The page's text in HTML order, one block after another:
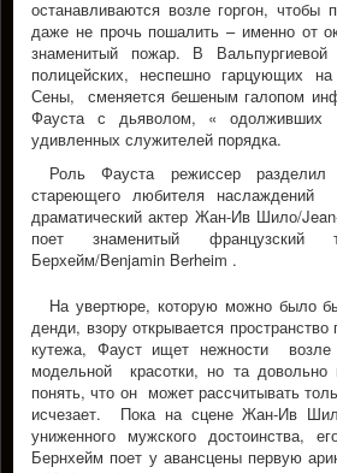
останавливаются возле горгон, чтобы
даже не прочь пошалить – именно от
знаменитый пожар. В
полицейских, неспешно гарцующих
Сены, сменяется бешеным галопом
Фауста с дьяволом, «
удивленных служителей порядка.
Роль Фауста режиссер
стареющего любителя наслаждений
драматический актер Жан-Ив Шило/
поет знаменитый
Берхейм/Benjamin Berheim .
На увертюре, которую можно было
денди, взору открывается пространство
кутежа, Фауст ищет нежности возле
модельной красотки, но та довольно
понять, что он может рассчитывать
исчезает. Пока на сцене Жан-Ив
униженного мужского достоинства,
Бернхeйм поет у авансцены первую